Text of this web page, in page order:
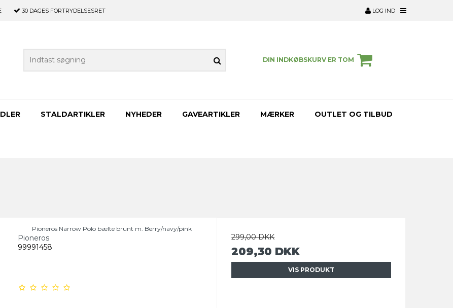
30 DAGES FORTRYDELSESRET LOG IND
DIN INDKØBSKURV ER TOM
STALDARTIKLER NYHEDER GAVEARTIKLER MÆRKER OUTLET OG TILBUD
Pioneros Narrow Polo bælte brunt m. Berry/navy/pink
Pioneros
99991458
299,00 DKK
209,30 DKK
VIS PRODUKT